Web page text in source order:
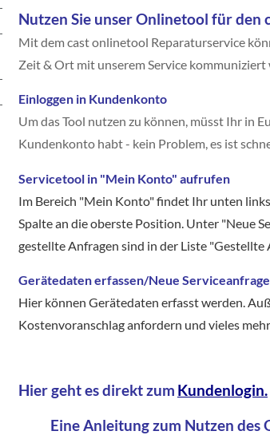
Nutzen Sie unser Onlinetool für den
Mit dem cast onlinetool Reparaturservice
Zeit & Ort mit unserem Service kommuniziert
Einloggen in Kundenkonto
Um das Tool nutzen zu können, müsst Ihr in
Kundenkonto habt - kein Problem, es ist
Servicetool in "Mein Konto" aufrufen
Im Bereich "Mein Konto"findet Ihr unten
Spalte an die oberste Position. Unter "Neue
gestellte Anfragen sind in der Liste "Gestellte
Gerätedaten erfassen/Neue Serviceanfrage
Hier können Gerätedaten erfasst werden.
Kostenvoranschlag anfordern und vieles
Hier geht es direkt zum Kundenlogin.
Eine Anleitung zum Nutzen des